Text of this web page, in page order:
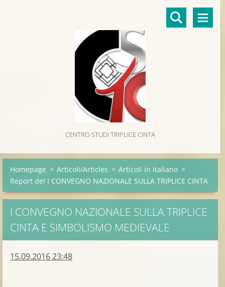
CENTRO STUDI TRIPLICE CINTA
Homepage > Articoli/Articles > Articoli in italiano >
Report del I CONVEGNO NAZIONALE SULLA TRIPLICE CINTA
I CONVEGNO NAZIONALE SULLA TRIPLICE
CINTA E SIMBOLISMO MEDIEVALE
15.09.2016 23:48